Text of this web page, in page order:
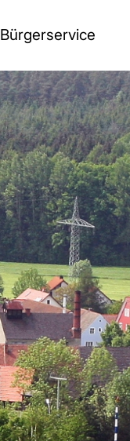
Bürgerservice